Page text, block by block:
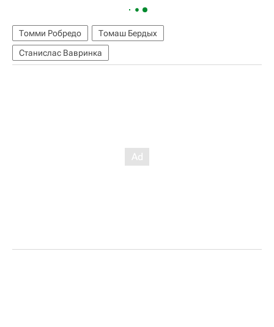
Томми Робредо
Томаш Бердых
Станислас Вавринка